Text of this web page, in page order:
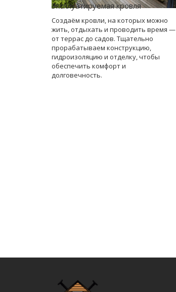
Эксплуатируемая кровля
Создаём кровли, на которых можно
жить, отдыхать и проводить время —
от террас до садов. Тщательно
прорабатываем конструкцию,
гидроизоляцию и отделку, чтобы
обеспечить комфорт и
долговечность.